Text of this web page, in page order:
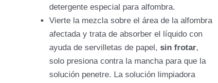
detergente especial para alfombra.
Vierte la mezcla sobre el área de la alfombra
afectada y trata de absorber el líquido con
ayuda de servilletas de papel, sin frotar,
solo presiona contra la mancha para que la
solución penetre. La solución limpiadora